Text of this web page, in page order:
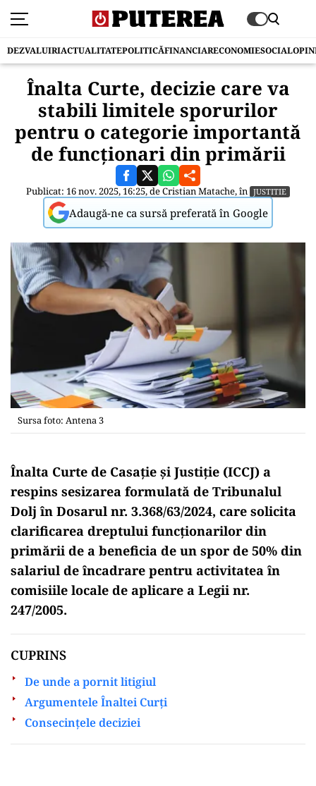
DEZVALUIRIACTUALITATEPOLITICĂFINANCIARECONOMIESOCIAL
Înalta Curte, decizie care va
stabili limitele sporurilor
pentru o categorie importantă
de funcționari din primării
Publicat: 16 nov. 2025, 16:25, deCristian Matache, în JUSTITIE
Adaugă-ne ca sursă preferată în Google
Sursa foto: Antena 3
Înalta Curte de Casație și Justiție (ICCJ) a
respins sesizarea formulată de Tribunalul
Dolj în Dosarul nr. 3.368/63/2024, care solicita
clarificarea dreptului funcționarilor din
primării de a beneficia de un spor de 50% din
salariul de încadrare pentru activitatea în
comisiile locale de aplicare a Legii nr.
247/2005.
CUPRINS
De unde a pornit litigiul
Argumentele Înaltei Curți
Consecințele deciziei